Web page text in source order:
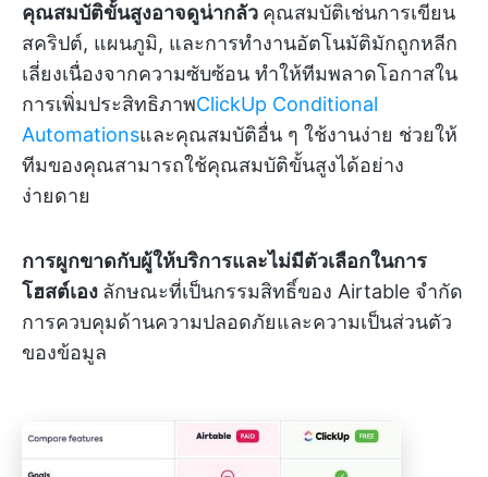
คุณสมบัติขั้นสูงอาจดูน่ากลัว คุณสมบัติเช่นการเขียน
สคริปต์, แผนภูมิ, และการทำงานอัตโนมัติมักถูกหลีก
เลี่ยงเนื่องจากความซับซ้อน ทำให้ทีมพลาดโอกาสใน
การเพิ่มประสิทธิภาพClickUp Conditional
Automationsและคุณสมบัติอื่น ๆ ใช้งานง่าย ช่วยให้
ทีมของคุณสามารถใช้คุณสมบัติขั้นสูงได้อย่าง
ง่ายดาย
การผูกขาดกับผู้ให้บริการและไม่มีตัวเลือกในการ
โฮสต์เอง ลักษณะที่เป็นกรรมสิทธิ์ของ Airtable จำกัด
การควบคุมด้านความปลอดภัยและความเป็นส่วนตัว
ของข้อมูล